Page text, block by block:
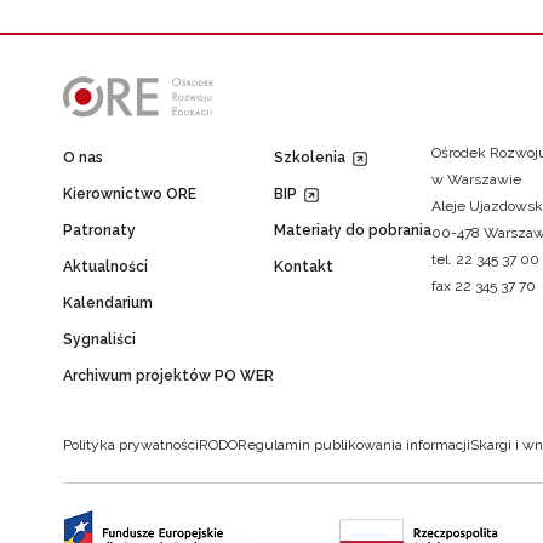
O nas
Kierownictwo ORE
Patronaty
Aktualności
Kalendarium
Sygnaliści
Archiwum projektów PO WER
Szkolenia
BIP
Materiały do pobrania
Kontakt
Ośrodek
w Warszawie
Aleje
00-478
tel. 22 345 37 00
fax 22 345 37 70
Polityka prywatnościRODORegulamin publikowania informacjiSkargi i